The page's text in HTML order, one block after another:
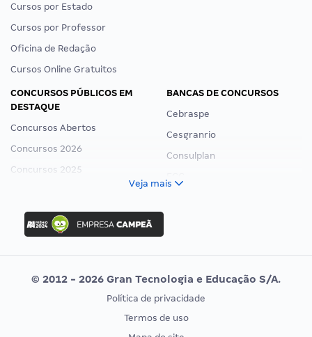
Cursos por Estado
Cursos por Professor
Oficina de Redação
Cursos Online Gratuitos
CONCURSOS PÚBLICOS EM
DESTAQUE
Concursos Abertos
Concursos 2026
Concursos 2025
Concurso Ibama
Concurso MPU
Editais publicados
BANCAS DE CONCURSOS
Cebraspe
Cesgranrio
Consulplan
Vunesp
CONCURSOS POR PROFISSÃO
EXAME DE ORDEM
Veja mais
© 2012 - 2026 Gran Tecnologia e Educação S/A.
Política de privacidade
Termos de uso